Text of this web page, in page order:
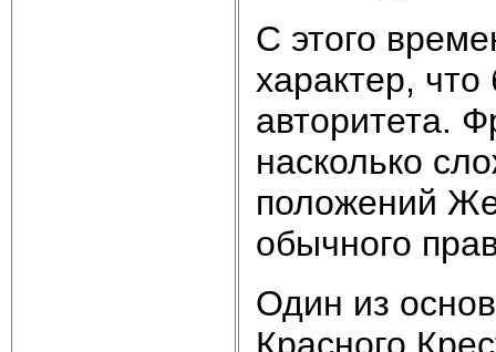
С этого
характер,
авторитета.
насколько
положений
обычного
Один из
Красного